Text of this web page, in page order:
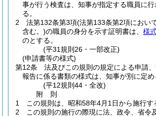
事が行う検査は、知事が指定する職員に
る。
2
法第132条第3項(法第133条第2項におい
含む。)の職員の身分を示す証明書は、 様
のとする。
(平31規則26・一部改正)
(申請書等の様式)
第12条
法及びこの規則の規定による申請
報告に係る書類の様式は、知事が別に定め
(平12規則44・全改)
附 則
1
この規則は、昭和58年4月1日から施行す
2
この規則の施行の際現に法、政令、省令